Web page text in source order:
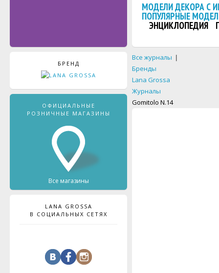
МОДЕЛИ ДЕКОРА С
ПОПУЛЯРНЫЕ
ЭНЦИКЛОПЕДИЯ
БРЕНД
ОФИЦИАЛЬНЫЕ
РОЗНИЧНЫЕ МАГАЗИНЫ
Все магазины
LANA GROSSA
В СОЦИАЛЬНЫХ СЕТЯХ
Все журналы |
Бренды
Lana Grossa
Журналы
Gomitolo N.14